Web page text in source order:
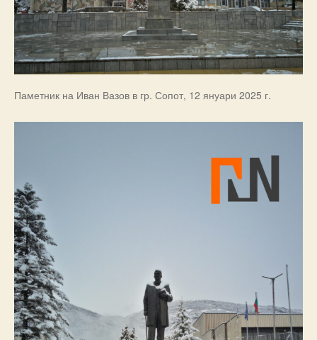
Паметник на Иван Вазов в гр. Сопот, 12 януари 2025 г.